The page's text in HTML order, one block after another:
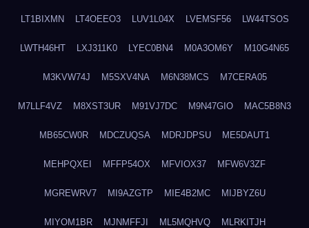
LT1BIXMN LT4OEEO3 LUV1L04X LVEMSF56 LW44TSOS
LWTH46HT LXJ311K0 LYEC0BN4 M0A3OM6Y M10G4N65
M3KVW74J M5SXV4NA M6N38MCS M7CERA05
M7LLF4VZ M8XST3UR M91VJ7DC M9N47GIO MAC5B8N3
MB65CW0R MDCZUQSA MDRJDPSU ME5DAUT1
MEHPQXEI MFFP54OX MFVIOX37 MFW6V3ZF
MGREWRV7 MI9AZGTP MIE4B2MC MIJBYZ6U
MIYOM1BR MJNMFFJI ML5MQHVQ MLRKITJH